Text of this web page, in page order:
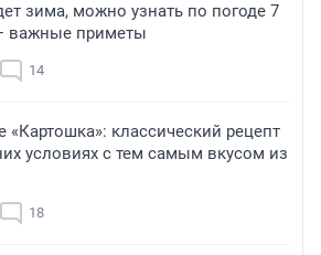
зима, можно узнать по погоде 7
важные приметы
14
«Картошка»: классический рецепт
условиях с тем самым вкусом из
18